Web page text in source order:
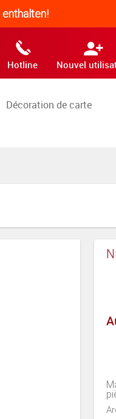
Hotline Nouvel
Décoration de carte